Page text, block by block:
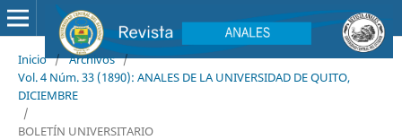
Inicio / Archivos /
Vol. 4 Núm. 33 (1890): ANALES DE LA UNIVERSIDAD DE QUITO,
DICIEMBRE
/
BOLETÍN UNIVERSITARIO